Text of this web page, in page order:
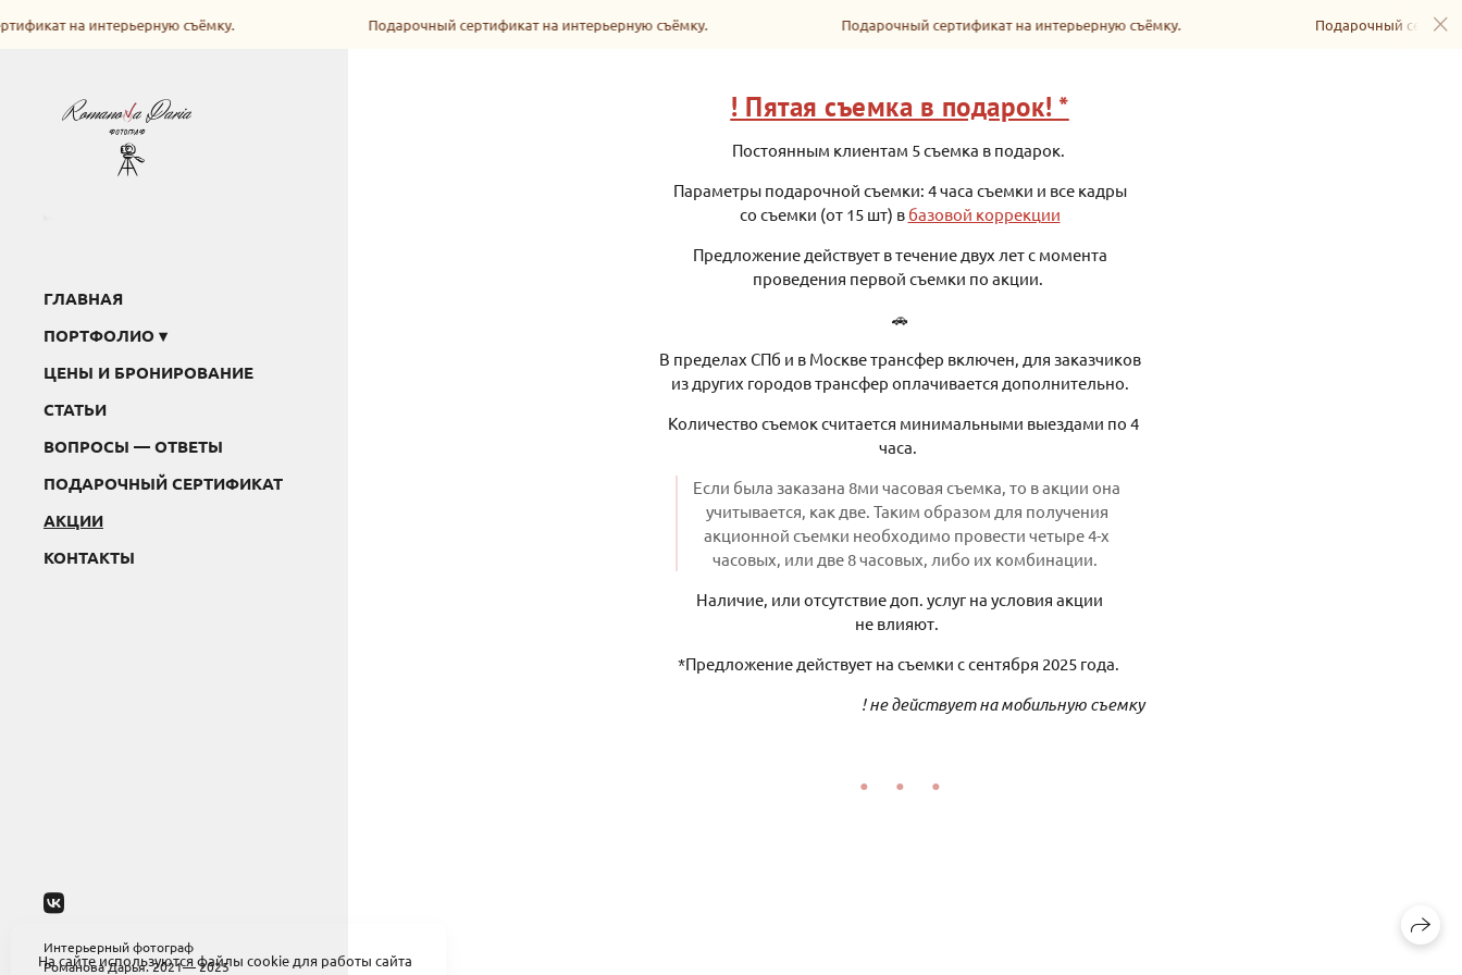
ГЛАВНАЯ
ПОРТФОЛИО
ЦЕНЫ И БРОНИРОВАНИЕ
СТАТЬИ
ВОПРОСЫ — ОТВЕТЫ
ПОДАРОЧНЫЙ СЕРТИФИКАТ
АКЦИИ
КОНТАКТЫ
Интерьерный фотограф
Романова Дарья. 2021— 2025
! Пятая съемка в подарок! *
Постоянным клиентам 5 съемка в подарок.
Параметры подарочной съемки: 4 часа съемки и все кадры
со съемки (от 15 шт) в базовой коррекции
Предложение действует в течение двух лет с момента
проведения первой съемки по акции.
🚗
В пределах СПб и в Москве трансфер включен, для заказчиков
из других городов трансфер оплачивается дополнительно.
Количество съемок считается минимальными выездами по 4
часа.
Если была заказана 8ми часовая съемка, то в акции она
учитывается, как две. Таким образом для получения
акционной съемки необходимо провести четыре 4-х
часовых, или две 8 часовых, либо их комбинации.
Наличие, или отсутствие доп. услуг на условия акции
не влияют.
*Предложение действует на съемки с сентября 2025 года.
! не действует на мобильную съемку
на интерьерную съёмку. Подарочный сертификат на интерьерную съёмку. Подарочный сертификат на интерьерную съёмку. Подарочный
На сайте используются файлы cookie для работы сайта